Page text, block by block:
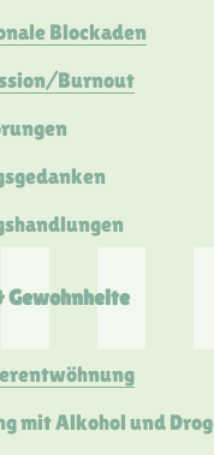
Blockaden
Burnout
Gewohnheite
mit Alkohol und